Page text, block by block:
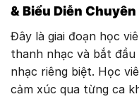
& Biểu Diễn
Đây là giai đoạn học
thanh nhạc và bắt
nhạc riêng biệt. Học
cảm xúc qua từng ca